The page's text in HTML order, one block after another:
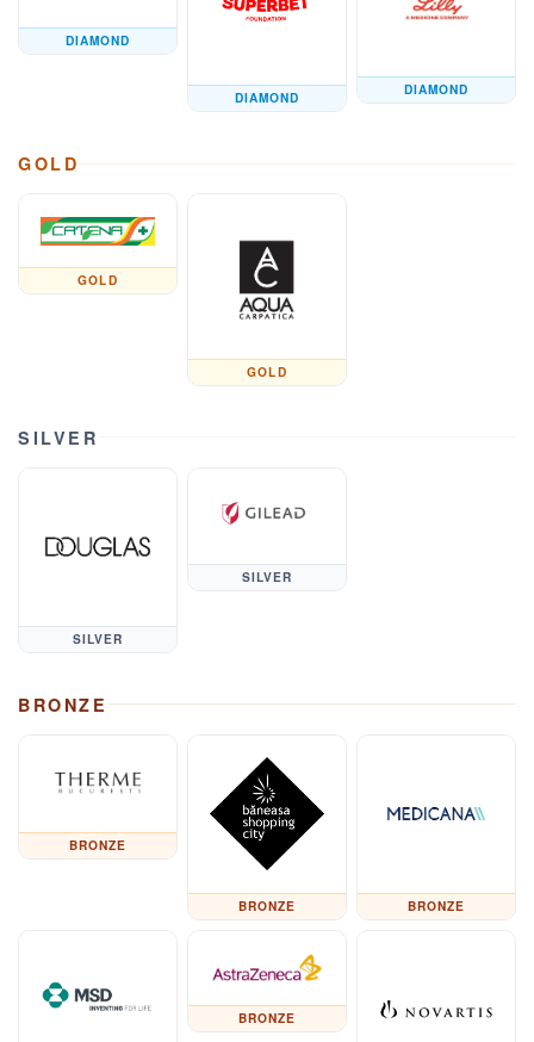
DIAMOND
DIAMOND
DIAMOND
GOLD
GOLD
GOLD
SILVER
SILVER
SILVER
BRONZE
BRONZE
BRONZE BRONZE
BRONZE